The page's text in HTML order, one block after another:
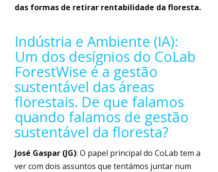
das formas de retirar rentabilidade da floresta.
Indústria e Ambiente (IA):
Um dos desígnios do CoLab
ForestWise é a gestão
sustentável das áreas
florestais. De que falamos
quando falamos de gestão
sustentável da floresta?
José Gaspar (JG): O papel principal do CoLab tem a
ver com dois assuntos que tentámos juntar num